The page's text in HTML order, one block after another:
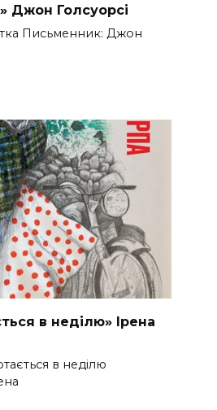
Джон Голсуорсі
Письменник: Джон
в неділю» Ірена
в неділю